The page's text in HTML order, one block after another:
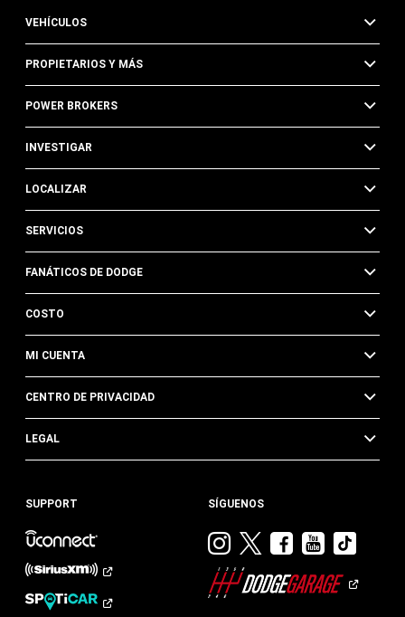
VEHÍCULOS
PROPIETARIOS Y MÁS
POWER BROKERS
INVESTIGAR
LOCALIZAR
SERVICIOS
FANÁTICOS DE DODGE
COSTO
MI CUENTA
CENTRO DE PRIVACIDAD
LEGAL
SUPPORT SÍGUENOS
Visitar
Dodge
en
Visitar
en
Visitar
en
Visitar
en en